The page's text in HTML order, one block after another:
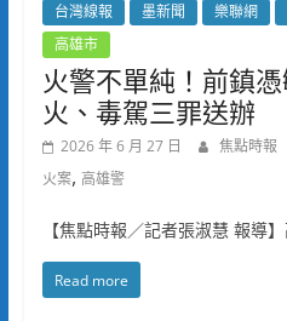
台灣線報 墨新聞 樂聯網
高雄市
火警不單純！前鎮
火、毒駕三罪送辦
2026 年 6 月 27 日 焦點時報
火案, 高雄警
【焦點時報／記者張淑慧 報導
Read more